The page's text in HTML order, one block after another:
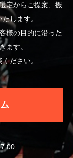
定からご提案、搬
します。
様の目的に沿った
ます。
ださい。